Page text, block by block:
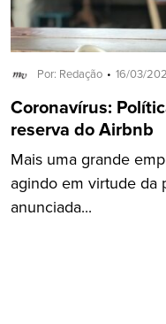
Por: Redação 16/03/
Coronavírus:
reserva do Airbnb
Mais uma grande
agindo em virtude da
anunciada...